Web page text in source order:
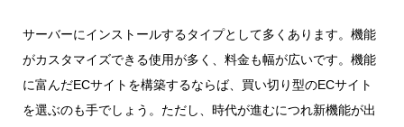
サーバーにインストールするタイプとして多くあります。機能
がカスタマイズできる使用が多く、料金も幅が広いです。機能
に富んだECサイトを構築するならば、買い切り型のECサイト
を選ぶのも手でしょう。ただし、時代が進むにつれ新機能が出